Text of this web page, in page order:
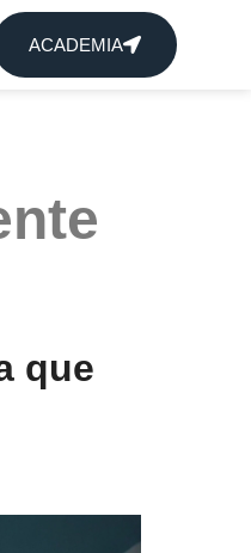
ACADEMIA
que